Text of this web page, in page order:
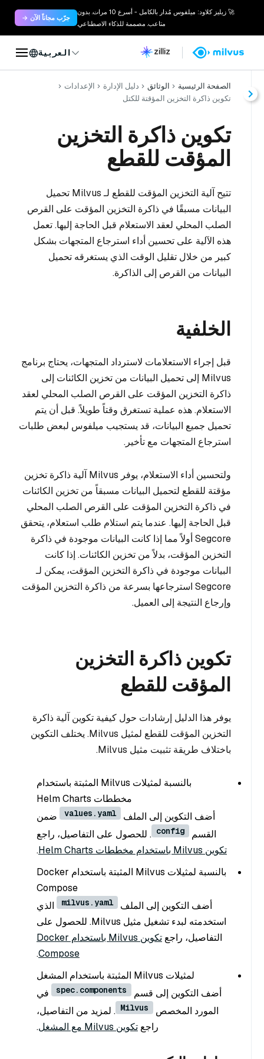
🚀 زيليز كلاود: ميلفوس مُدار بالكامل - أسرع 10 مرات. بدون
متاعب. مصممة للذكاء الاصطناعي.
جرّب مجاناً الآن →
العربية
الصفحة الرئيسية الوثائق دليل الإدارة
الإعدادات
تكوين ذاكرة التخزين المؤقتة للكتل
تكوين ذاكرة التخزين
المؤقت للقطع
تتيح آلية التخزين المؤقت للقطع لـ Milvus تحميل
البيانات مسبقًا في ذاكرة التخزين المؤقت على القرص
الصلب المحلي لعقد الاستعلام قبل الحاجة إليها. تعمل
هذه الآلية على تحسين أداء استرجاع المتجهات بشكل
كبير من خلال تقليل الوقت الذي يستغرقه تحميل
البيانات من القرص إلى الذاكرة.
الخلفية
قبل إجراء الاستعلامات لاسترداد المتجهات، يحتاج برنامج
Milvus إلى تحميل البيانات من تخزين الكائنات إلى
ذاكرة التخزين المؤقت على القرص الصلب المحلي لعقد
الاستعلام. هذه عملية تستغرق وقتاً طويلاً. قبل أن يتم
تحميل جميع البيانات، قد يستجيب ميلفوس لبعض طلبات
استرجاع المتجهات مع تأخير.
ولتحسين أداء الاستعلام، يوفر Milvus آلية ذاكرة تخزين
مؤقتة للقطع لتحميل البيانات مسبقاً من تخزين الكائنات
في ذاكرة التخزين المؤقت على القرص الصلب المحلي
قبل الحاجة إليها. عندما يتم استلام طلب استعلام، يتحقق
Segcore أولاً مما إذا كانت البيانات موجودة في ذاكرة
التخزين المؤقت، بدلاً من تخزين الكائنات. إذا كانت
البيانات موجودة في ذاكرة التخزين المؤقت، يمكن لـ
Segcore استرجاعها بسرعة من ذاكرة التخزين المؤقت
وإرجاع النتيجة إلى العميل.
تكوين ذاكرة التخزين
المؤقت للقطع
يوفر هذا الدليل إرشادات حول كيفية تكوين آلية ذاكرة
التخزين المؤقت للقطع لمثيل Milvus. يختلف التكوين
باختلاف طريقة تثبيت مثيل Milvus.
بالنسبة لمثيلات Milvus المثبتة باستخدام
مخططات Helm Charts
أضف التكوين إلى الملف
values.yaml
ضمن
القسم
config . للحصول على التفاصيل، راجع
تكوين Milvus باستخدام مخططات Helm Charts
.
بالنسبة لمثيلات Milvus المثبتة باستخدام Docker
Compose
أضف التكوين إلى الملف
milvus.yaml
الذي
استخدمته لبدء تشغيل مثيل Milvus. للحصول على
التفاصيل، راجع
تكوين Milvus باستخدام Docker
Compose
.
لمثيلات Milvus المثبتة باستخدام المشغل
أضف التكوين إلى قسم
spec.components
في
المورد المخصص
Milvus . لمزيد من التفاصيل،
راجع تكوين Milvus مع المشغل .